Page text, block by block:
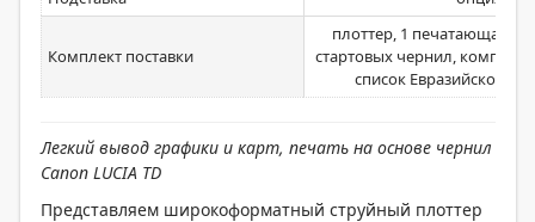
Комплект поставки
плоттер, 1 печатающая
стартовых чернил,
список Евразийского
Легкий вывод графики и карт, печать на основе чернил
Canon LUCIA TD
Представляем широкоформатный струйный плоттер